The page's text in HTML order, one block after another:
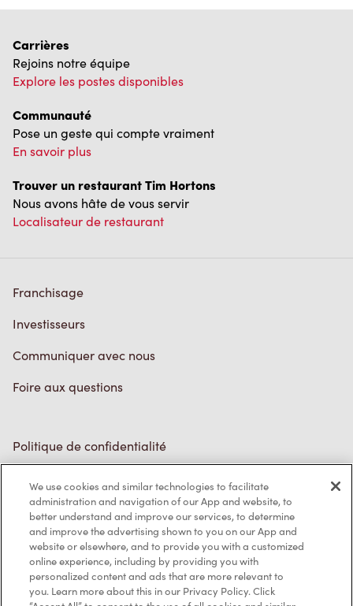
Carrières
Rejoins notre équipe
Explore les postes disponibles
Communauté
Pose un geste qui compte vraiment
En savoir plus
Trouver un restaurant Tim Hortons
Nous avons hâte de vous servir
Localisateur de restaurant
Franchisage
Investisseurs
Communiquer avec nous
Foire aux questions
Politique de confidentialité
Marques de commerce
Accessibilité
Diagnostic
We use cookies and similar technologies to facilitate
administration and navigation of our App and website, to
better understand and improve our services, to determine
and improve the advertising shown to you on our App and
website or elsewhere, and to provide you with a customized
online experience, including by providing you with
personalized content and ads that are more relevant to
you. Learn more about this in our Privacy Policy. Click